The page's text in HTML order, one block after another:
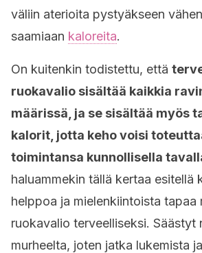
väliin aterioita pystyäkseen
saamiaan kaloreita.
On kuitenkin todistettu, että
ruokavalio sisältää kaikkia
määrissä, ja se sisältää myös
kalorit, jotta keho voisi
toimintansa kunnollisella
haluammekin tällä kertaa esitellä
helppoa ja mielenkiintoista tapaa
ruokavalio terveelliseksi. Säästyt
murheelta, joten jatka lukemista